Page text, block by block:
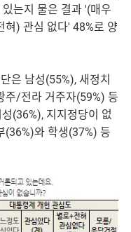
는지 물은 결과 '(매우
혀) 관심 없다' 48%로 양
은 남성(55%), 새정치
주/전라 거주자(59%) 등
(36%), 지지정당이 없
(36%)와 학생(37%) 등